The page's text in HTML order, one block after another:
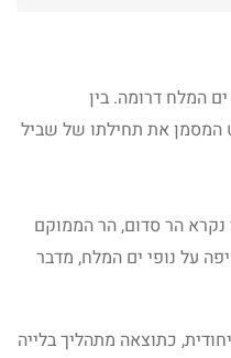
בכביש 90 לאורך ים המלח דרומה. בין
199 ל-198, יש שלט המסמן את תחילתו של שביל
הר סדום, הר הממוקם
על נופי ים המלח, מדבר
כתוצאה מתהליך בלייה